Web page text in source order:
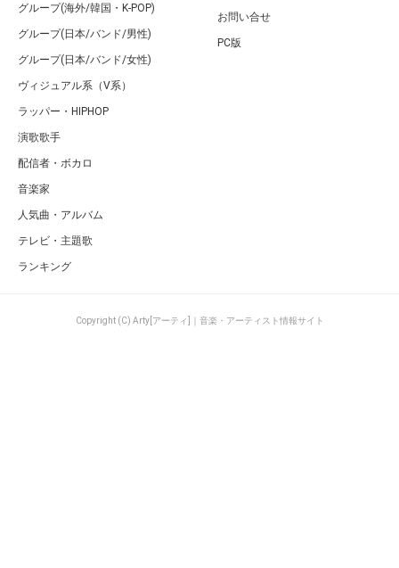
グループ(海外/韓国・K-POP)
グループ(日本/バンド/男性)
グループ(日本/バンド/女性)
ヴィジュアル系（V系）
ラッパー・HIPHOP
演歌歌手
配信者・ボカロ
音楽家
人気曲・アルバム
テレビ・主題歌
ランキング
お問い合せ
PC版
Copyright (C) Arty[アーティ]｜音楽・アーティスト情報サイト